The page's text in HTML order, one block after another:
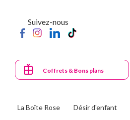
principal
Suivez-nous
Coffrets & Bons plans
La Boîte Rose Désir d'enfant